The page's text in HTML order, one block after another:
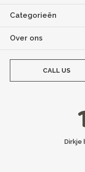
Categorieën
Over ons
CALL US
Dirkje